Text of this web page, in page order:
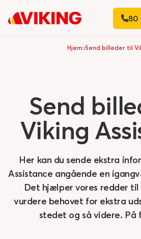
80
Hjem
Send
Viking
Her kan du sende ekstra
Assistance angående en
Det hjælper vores redder til
vurdere behovet for ekstra
stedet og så videre. På